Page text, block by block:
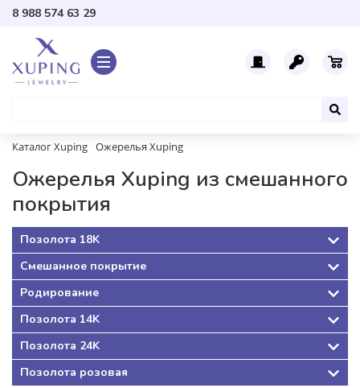
8 988 574 63 29
Каталог Xuping Ожерелья Xuping
Ожерелья Xuping из смешанного
покрытия
Позолота 18K
Смешанное покрытие
Родирование
Позолота 14K
Позолота 24K
Позолота розовая